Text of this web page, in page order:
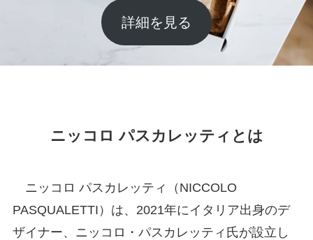
詳細を見る
ニッコロ パスカレッティとは
ニッコロ パスカレッティ（NICCOLO
PASQUALETTI）は、2021年にイタリア出身のデ
ザイナー、ニッコロ・パスカレッティ氏が設立し